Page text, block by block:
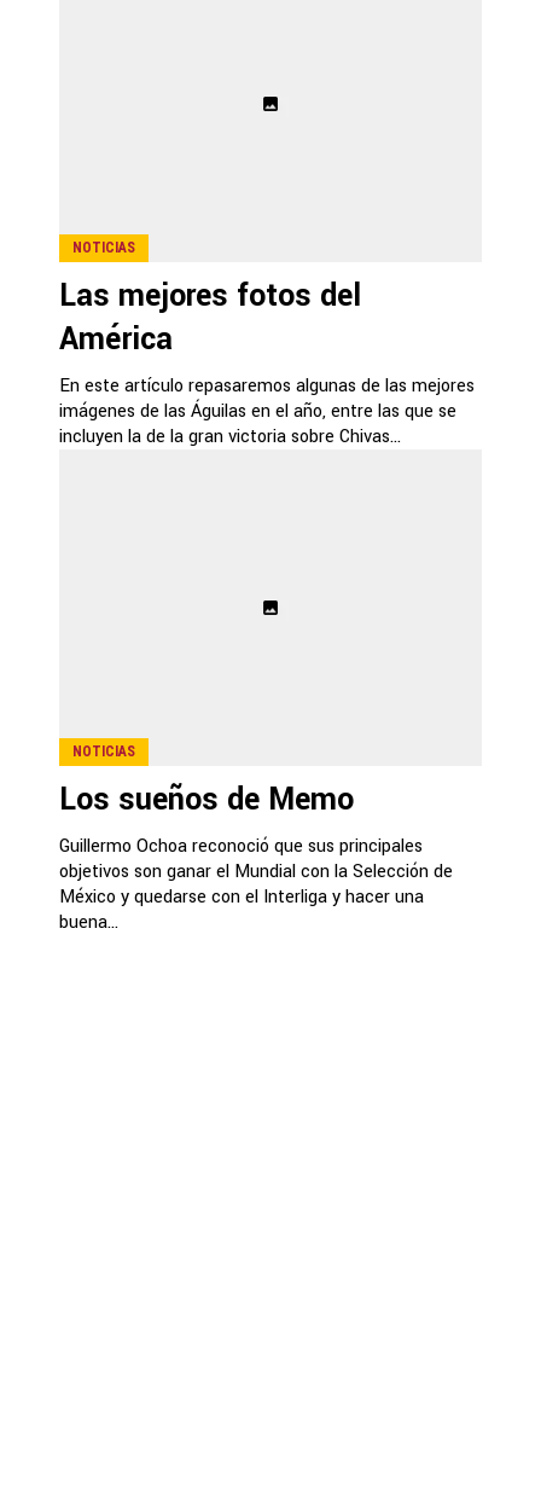
NOTICIAS
Las mejores fotos del
América
En este artículo repasaremos algunas de las mejores
imágenes de las Águilas en el año, entre las que se
incluyen la de la gran victoria sobre Chivas...
NOTICIAS
Los sueños de Memo
Guillermo Ochoa reconoció que sus principales
objetivos son ganar el Mundial con la Selección de
México y quedarse con el Interliga y hacer una
buena...